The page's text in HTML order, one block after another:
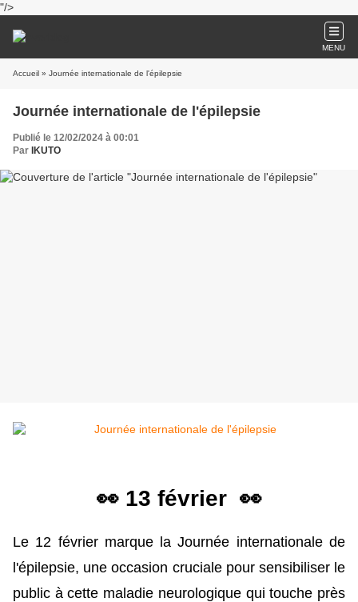
"/>
MENU
Accueil » Journée internationale de l'épilepsie
Journée internationale de l'épilepsie
Publié le 12/02/2024 à 00:01
Par IKUTO
👀 13 février 👀
Le 12 février marque la Journée internationale de
l'épilepsie, une occasion cruciale pour sensibiliser le
public à cette maladie neurologique qui touche près